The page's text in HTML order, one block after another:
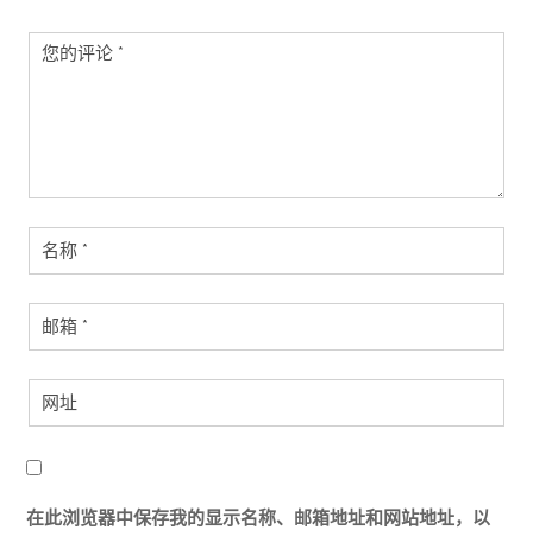
在此浏览器中保存我的显示名称、邮箱地址和网站地址，以